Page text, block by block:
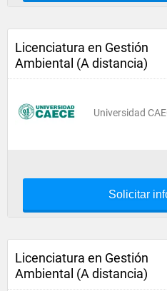
Licenciatura en Gestión
Ambiental (A distancia)
Universidad
Solicitar
Licenciatura en Gestión
Ambiental (A distancia)